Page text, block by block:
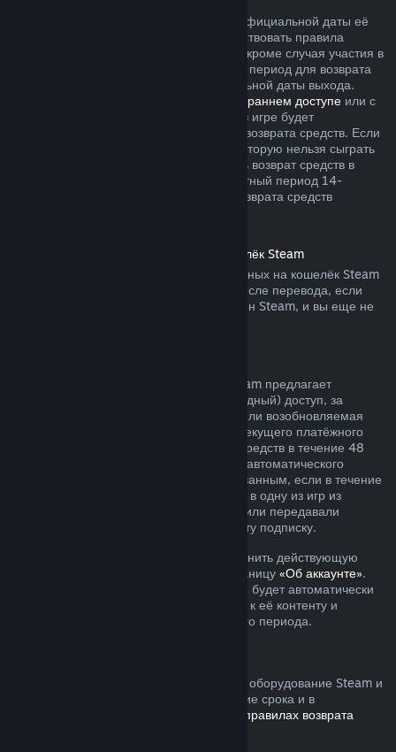
Если вы приобретаете игру в Steam до официальной даты её
выхода, для возврата средств будут действовать правила
двухчасового лимита игрового времени (кроме случая участия в
бета-тестировании), однако 14-дневный период для возврата
средств начнётся только после официальной даты выхода.
раннем доступеили с
, всё время в игре будет
засчитываться в двухчасовой лимит для возврата средств. Если
вы оформляете предзаказ для игры, в которую нельзя сыграть
до даты её выхода, вы можете запросить возврат средств в
любой момент до её выпуска, а стандартный период 14-
дневного и двухчасового лимитов для возврата средств
Возврат средств, переведённых на кошелёк Steam
Вы можете запросить возврат переведённых на кошелёк Steam
средств в течение четырнадцати дней после перевода, если
средства были переведены через магазин Steam, и вы еще не
Для определённого контента и услуг Steam предлагает
периодический (ежемесячный или ежегодный) доступ, за
который взимается регулярная плата. Если возобновляемая
подписка не использовалась в течение текущего платёжного
периода, вы можете запросить возврат средств в течение 48
часов с момента покупки или с момента автоматического
продления. Контент считается использованным, если в течение
текущего платёжного периода вы играли в одну из игр из
подписки либо использовали, изменяли или передавали
преимущества или скидки, входящие в эту подписку.
Обратите внимание, что вы можете отменить действующую
подписку в любое время, перейдя на станицу «Об аккаунте».
После отмены ваша подписка больше не будет автоматически
продлеваться, но у вас останется доступ к её контенту и
преимуществам до окончания платёжного периода.
Вы можете запросить возврат средств за оборудование Steam и
аксессуары, купленные в Steam, в течение срока и в
правилах возврата